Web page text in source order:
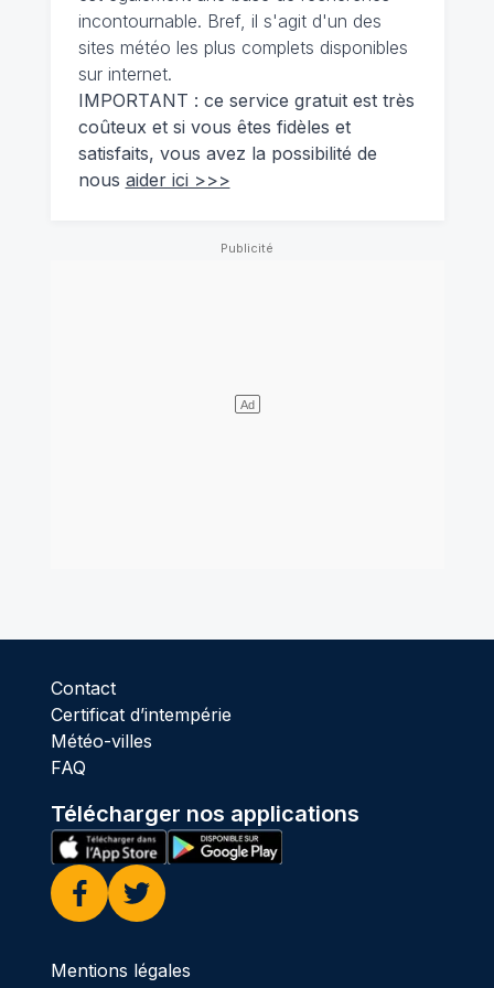
incontournable. Bref, il s'agit d'un des
sites météo les plus complets disponibles
sur internet.
IMPORTANT : ce service gratuit est très
coûteux et si vous êtes fidèles et
satisfaits, vous avez la possibilité de
nous aider ici >>>
Contact
Certificat d’intempérie
Météo-villes
FAQ
Télécharger nos applications
Facebook
Twitter
Mentions légales